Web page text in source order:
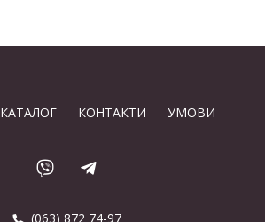
КАТАЛОГ КОНТАКТИ УМОВИ
(063) 872 74-97